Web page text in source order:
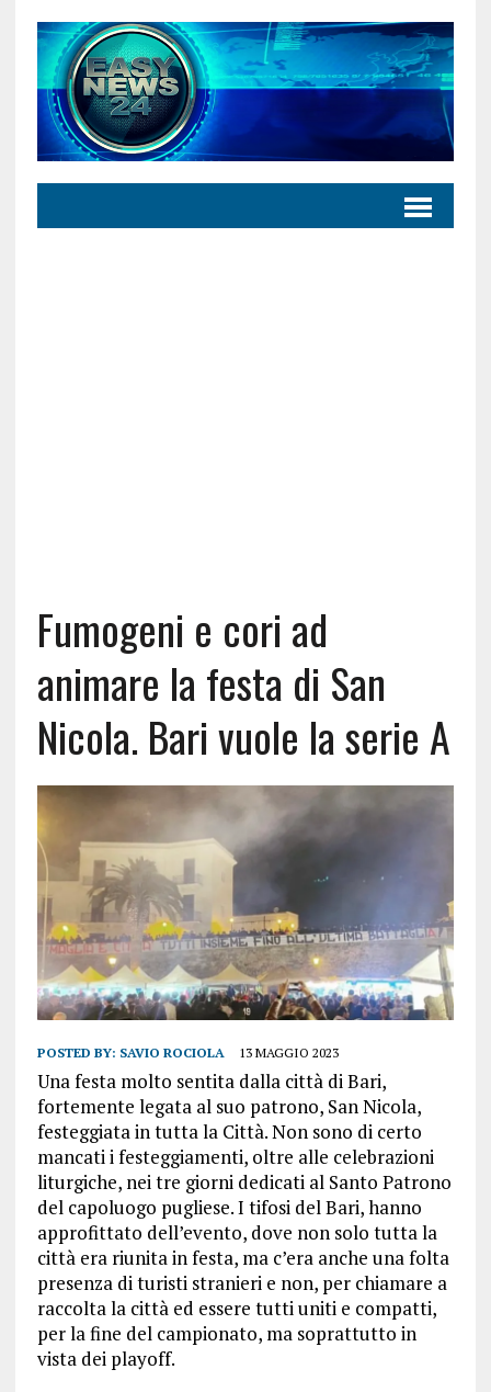
Fumogeni e cori ad
animare la festa di San
Nicola. Bari vuole la serie A
POSTED BY: SAVIO ROCIOLA 13 MAGGIO 2023
Una festa molto sentita dalla città di Bari,
fortemente legata al suo patrono, San Nicola,
festeggiata in tutta la Città. Non sono di certo
mancati i festeggiamenti, oltre alle celebrazioni
liturgiche, nei tre giorni dedicati al Santo Patrono
del capoluogo pugliese. I tifosi del Bari, hanno
approfittato dell’evento, dove non solo tutta la
città era riunita in festa, ma c’era anche una folta
presenza di turisti stranieri e non, per chiamare a
raccolta la città ed essere tutti uniti e compatti,
per la fine del campionato, ma soprattutto in
vista dei playoff.